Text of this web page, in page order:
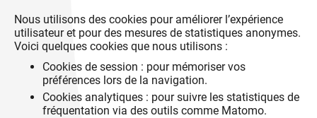
Nous utilisons des cookies pour améliorer l’expérience
utilisateur et pour des mesures de statistiques anonymes.
Voici quelques cookies que nous utilisons :
Cookies de session : pour mémoriser vos
préférences lors de la navigation.
Cookies analytiques : pour suivre les statistiques de
fréquentation via des outils comme Matomo.